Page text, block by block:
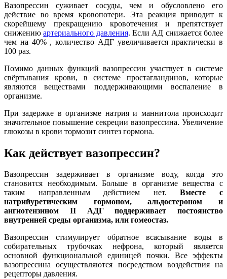
Вазопрессин суживает сосуды, чем и обусловлено его
действие во время кровопотери. Эта реакция приводит к
скорейшему прекращению кровотечения и препятствует
снижениюартериального давления. Если АД снижается более
чем на 40% , количество АДГ увеличивается практически в
100 раз.
Помимо данных функций вазопрессин участвует в системе
свёртывания крови, в системе простагландинов, которые
являются веществами поддерживающими воспаление в
организме.
При задержке в организме натрия и маннитола происходит
значительное повышение секреции вазопрессина. Увеличение
глюкозы в крови тормозит синтез гормона.
Как действует вазопрессин?
Вазопрессин задерживает в организме воду, когда это
становится необходимым. Больше в организме вещества с
таким направленным действием нет.Вместе с
натрийуретическим гормоном, альдостероном и
ангиотензином II АДГ поддерживает постоянство
внутренней среды организма, или гомеостаз.
Вазопрессин стимулирует обратное всасывание воды в
собирательных трубочках нефрона, который является
основной функциональной единицей почки. Все эффекты
вазопрессина осуществляются посредством воздействия на
рецепторы давления.